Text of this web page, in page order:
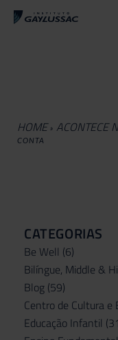
HOME » ACONTECE
CONTA
CATEGORIAS
Be Well (6)
Bilíngue, Middle &
Blog (59)
Centro de Cultura e
Educação Infantil